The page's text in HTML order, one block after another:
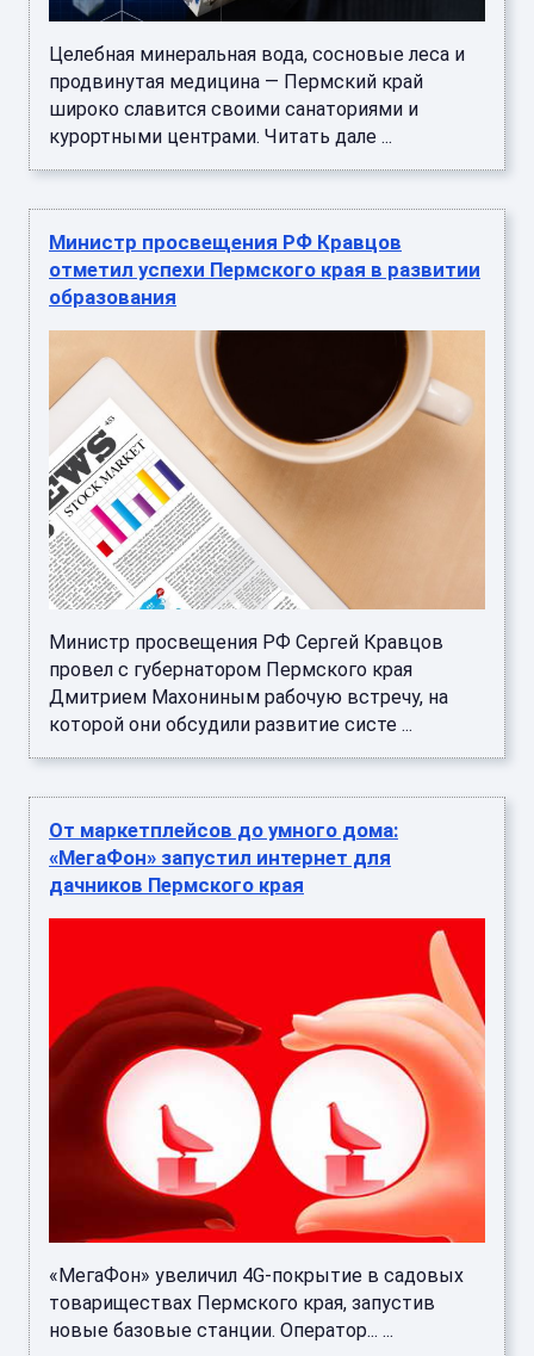
Целебная минеральная вода, сосновые леса и
продвинутая медицина — Пермский край
широко славится своими санаториями и
курортными центрами. Читать дале ...
Министр просвещения РФ Кравцов
отметил успехи Пермского края в развитии
образования
Министр просвещения РФ Сергей Кравцов
провел с губернатором Пермского края
Дмитрием Махониным рабочую встречу, на
которой они обсудили развитие систе ...
От маркетплейсов до умного дома:
«МегаФон» запустил интернет для
дачников Пермского края
«МегаФон» увеличил 4G-покрытие в садовых
товариществах Пермского края, запустив
новые базовые станции. Оператор... ...